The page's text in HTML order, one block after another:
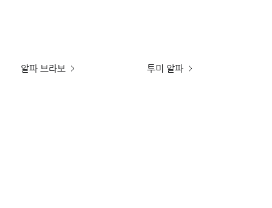
알파 브라보 투미 알파